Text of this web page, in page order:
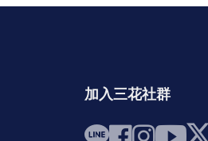
加入三花社群